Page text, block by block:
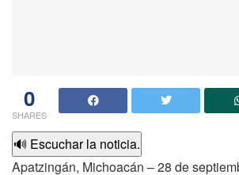
0
SHARES
🔊 Escuchar la noticia.
Apatzingán, Michoacán – 28 de